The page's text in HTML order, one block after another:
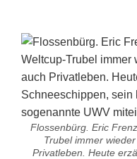
Flossenbürg. Eric
Trubel immer
Privatleben. Heute